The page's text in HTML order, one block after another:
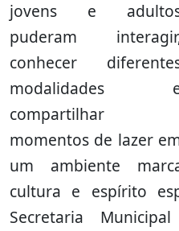
jovens e
puderam
conhecer
modalidades
compartilhar
momentos de lazer
um ambiente
cultura e espírito
Secretaria